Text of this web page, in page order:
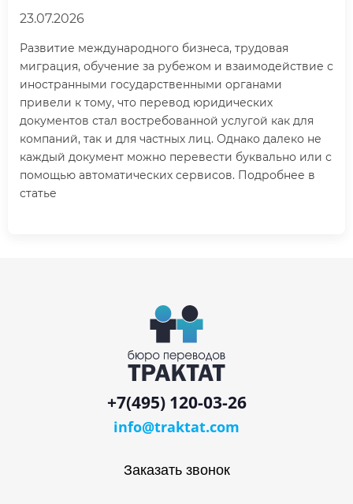
23.07.2026
Развитие международного бизнеса, трудовая
миграция, обучение за рубежом и взаимодействие с
иностранными государственными органами
привели к тому, что перевод юридических
документов стал востребованной услугой как для
компаний, так и для частных лиц. Однако далеко не
каждый документ можно перевести буквально или с
помощью автоматических сервисов. Подробнее в
статье
Заказать звонок
+7(495) 120-03-26
info@traktat.com